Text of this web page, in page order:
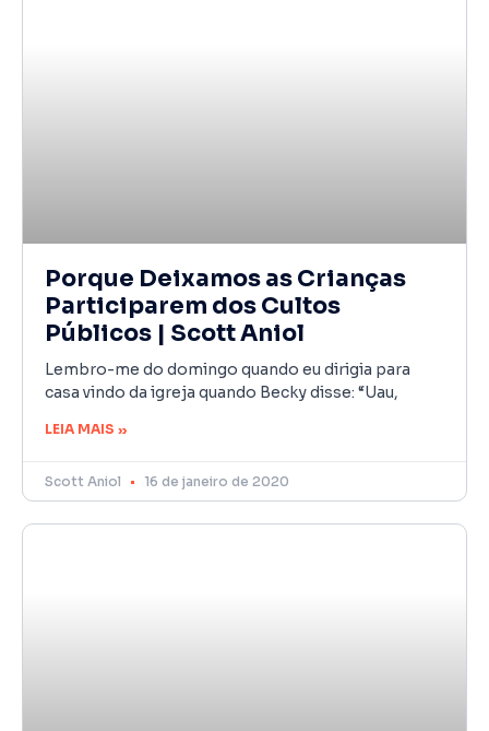
Porque Deixamos as Crianças
Participarem dos Cultos
Públicos | Scott Aniol
Lembro-me do domingo quando eu dirigia para
casa vindo da igreja quando Becky disse: “Uau,
LEIA MAIS »
Scott Aniol 16 de janeiro de 2020